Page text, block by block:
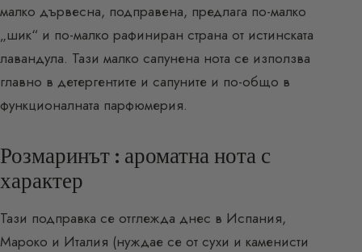
малко дървесна, подправена, предлага по-малко
„шик“ и по-малко рафиниран страна от истинската
лавандула. Тази малко сапунена нота се използва
главно в детергентите и сапуните и по-общо в
функционалната парфюмерия.
Розмаринът : ароматна нота с
характер
Тази подправка се отглежда днес в Испания,
Мароко и Италия (нуждае се от сухи и каменисти